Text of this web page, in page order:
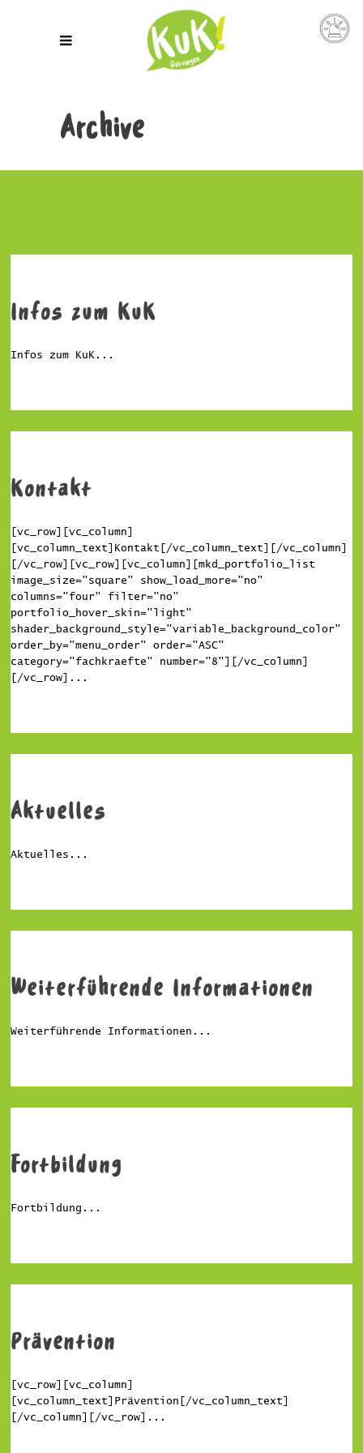
Archive
Infos zum KuK
Infos zum KuK...
Kontakt
[vc_row][vc_column]
[vc_column_text]Kontakt[/vc_column_text][/vc_column]
[/vc_row][vc_row][vc_column][mkd_portfolio_list
image_size="square" show_load_more="no"
columns="four" filter="no"
portfolio_hover_skin="light"
shader_background_style="variable_background_color"
order_by="menu_order" order="ASC"
category="fachkraefte" number="8"][/vc_column]
[/vc_row]...
Aktuelles
Aktuelles...
Weiterführende Informationen
Weiterführende Informationen...
Fortbildung
Fortbildung...
Prävention
[vc_row][vc_column]
[vc_column_text]Prävention[/vc_column_text]
[/vc_column][/vc_row]...